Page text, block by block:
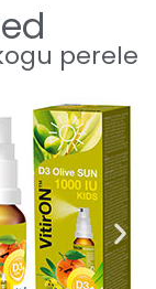
perele